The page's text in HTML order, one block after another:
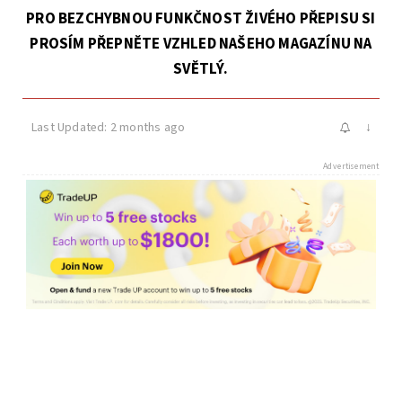
PRO BEZCHYBNOU FUNKČNOST ŽIVÉHO PŘEPISU SI
PROSÍM PŘEPNĚTE VZHLED NAŠEHO MAGAZÍNU NA
SVĚTLÝ.
Last Updated: 2 months ago ↓
Advertisement